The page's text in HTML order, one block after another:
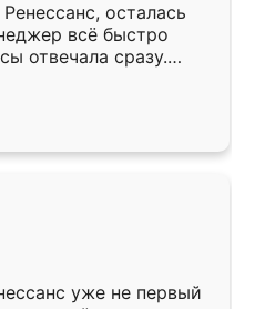
осталась
всё быстро
отвечала сразу.
подошёл к
Собрали
аккуратно, даже
уже не первый